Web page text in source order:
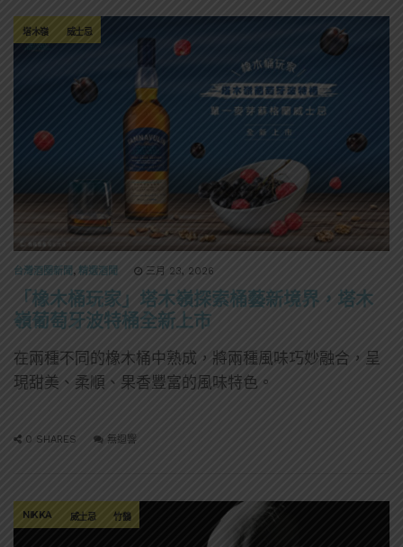
塔木嶺 威士忌
台灣酒圈新聞 , 精選酒聞 三月 23, 2026
「橡木桶玩家」塔木嶺探索桶藝新境界，塔木
嶺葡萄牙波特桶全新上市
在兩種不同的橡木桶中熟成，將兩種風味巧妙融合，呈
現甜美、柔順、果香豐富的風味特色。
0 SHARES 無迴響
NIKKA 威士忌 竹鶴